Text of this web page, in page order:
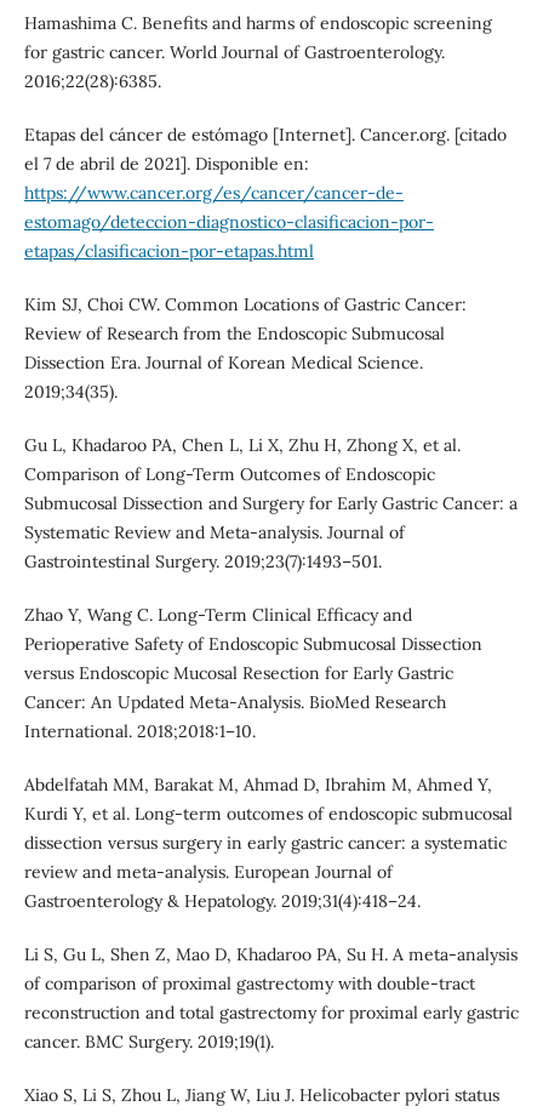
Hamashima C. Benefits and harms of endoscopic screening
for gastric cancer. World Journal of Gastroenterology.
2016;22(28):6385.
Etapas del cáncer de estómago [Internet]. Cancer.org. [citado
el 7 de abril de 2021]. Disponible en:
https://www.cancer.org/es/cancer/cancer-de-
estomago/deteccion-diagnostico-clasificacion-por-
etapas/clasificacion-por-etapas.html
Kim SJ, Choi CW. Common Locations of Gastric Cancer:
Review of Research from the Endoscopic Submucosal
Dissection Era. Journal of Korean Medical Science.
2019;34(35).
Gu L, Khadaroo PA, Chen L, Li X, Zhu H, Zhong X, et al.
Comparison of Long-Term Outcomes of Endoscopic
Submucosal Dissection and Surgery for Early Gastric Cancer: a
Systematic Review and Meta-analysis. Journal of
Gastrointestinal Surgery. 2019;23(7):1493–501.
Zhao Y, Wang C. Long-Term Clinical Efficacy and
Perioperative Safety of Endoscopic Submucosal Dissection
versus Endoscopic Mucosal Resection for Early Gastric
Cancer: An Updated Meta-Analysis. BioMed Research
International. 2018;2018:1–10.
Abdelfatah MM, Barakat M, Ahmad D, Ibrahim M, Ahmed Y,
Kurdi Y, et al. Long‐term outcomes of endoscopic submucosal
dissection versus surgery in early gastric cancer: a systematic
review and meta-analysis. European Journal of
Gastroenterology & Hepatology. 2019;31(4):418–24.
Li S, Gu L, Shen Z, Mao D, Khadaroo PA, Su H. A meta-analysis
of comparison of proximal gastrectomy with double-tract
reconstruction and total gastrectomy for proximal early gastric
cancer. BMC Surgery. 2019;19(1).
Xiao S, Li S, Zhou L, Jiang W, Liu J. Helicobacter pylori status